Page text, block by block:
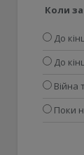
Коли
До
До
Війна
Поки